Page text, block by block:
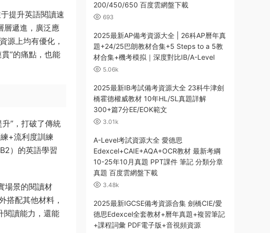
提升英語閱讀速
層遞進，廣泛應
源上均有優化，
”的痛點，也能
”，打破了傳統
+流利度訓練
）的英語學習
場景的閱讀材
搭配其他材料，
閱讀能力，還能
200/450/650 百度雲網盤下載
693
2025最新AP備考資源大全 | 26科AP曆年真
題+24/25巴朗教材合集+5 Steps to a 5教
材合集+機考模拟｜深度對比IB/A-Level
5.06k
2025最新IB考試備考資源大全 23科牛津劍
橋霍德權威教材 10年HL/SL真題詳解
300+篇7分EE/EOK範文
3.01k
A-Level考試資源大全 愛德思
Edexcel+CAIE+AQA+OCR教材 最新考綱
10-25年10月真題 PPT課件 筆記 分類分章
真題 百度雲網盤下載
3.48k
2025最新IGCSE備考資源合集 劍橋CIE/愛
德思Edexcel全套教材+曆年真題+複習筆記
+課程詞彙 PDF電子版+音視頻資源